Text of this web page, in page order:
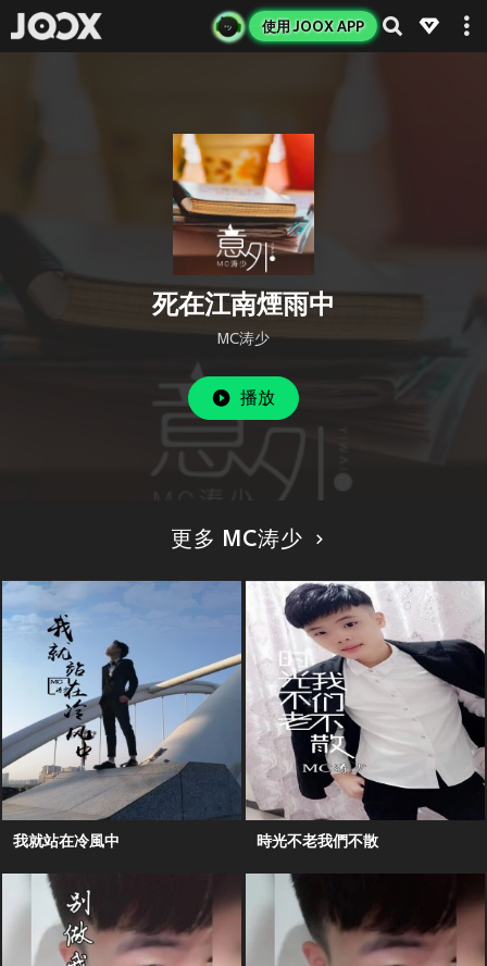
使用 JOOX APP
死在江南煙雨中
MC涛少
播放
更多 MC涛少
我就站在冷風中 時光不老我們不散